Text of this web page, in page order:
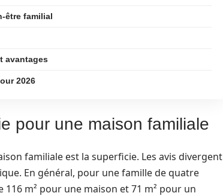
être familial
avantages
2026
pour une maison familiale
familiale est la superficie. Les avis divergent
En général, pour une famille de quatre
m² pour une maison et 71 m² pour un